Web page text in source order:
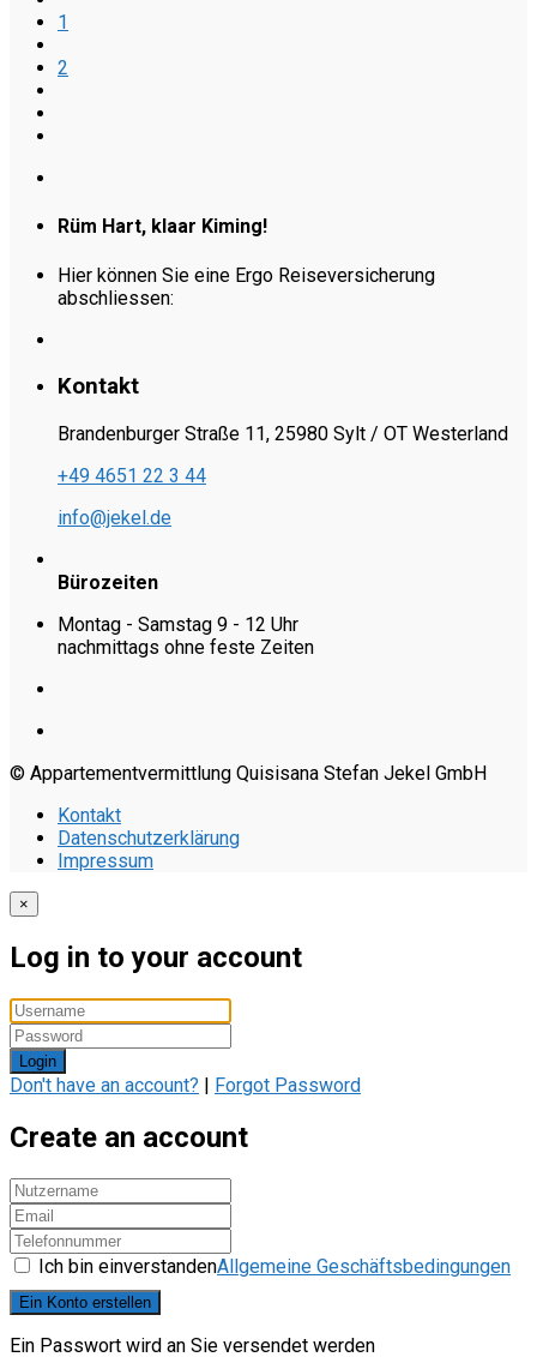
1
2
Rüm Hart, klaar Kiming!
Hier können Sie eine Ergo Reiseversicherung
abschliessen:
Kontakt
Brandenburger Straße 11, 25980 Sylt / OT Westerland
+49 4651 22 3 44
info@jekel.de
Bürozeiten
Montag - Samstag 9 - 12 Uhr
nachmittags ohne feste Zeiten
© Appartementvermittlung Quisisana Stefan Jekel GmbH
Kontakt
Datenschutzerklärung
Impressum
×
Log in to your account
Login
Don't have an account? | Forgot Password
Create an account
Ich bin einverstandenAllgemeine Geschäftsbedingungen
Ein Konto erstellen
Ein Passwort wird an Sie versendet werden